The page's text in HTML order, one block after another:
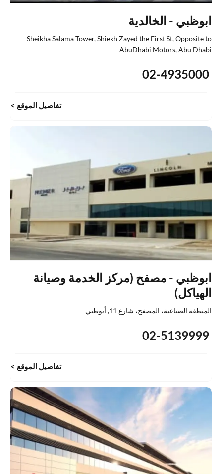
ابوظبي - الخالدية
Sheikha Salama Tower, Shiekh Zayed the First St,Opposite to
AbuDhabi Motors,Abu Dhabi
02-4935000
تفاصيل الموقع
ابوظبي - مصفح (مركز الخدمة وصيانة
الهياكل)
المنطقة الصناعية، المصفح، شارع 11 , أبوظبي
02-5139999
تفاصيل الموقع